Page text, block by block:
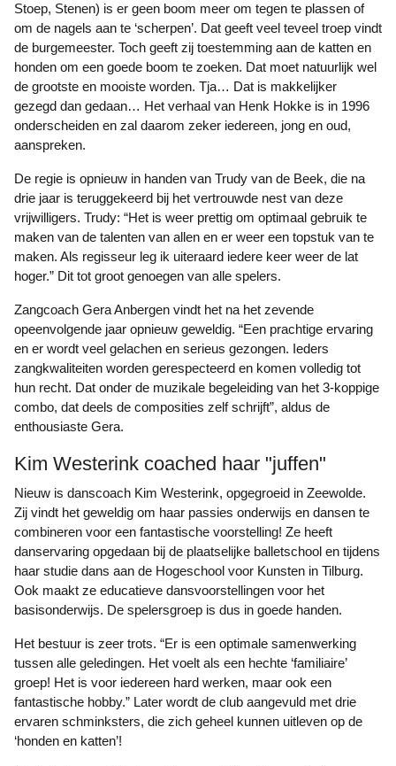
Stoep, Stenen) is er geen boom meer om tegen te plassen of
om de nagels aan te ‘scherpen’. Dat geeft veel teveel troep vindt
de burgemeester. Toch geeft zij toestemming aan de katten en
honden om een goede boom te zoeken. Dat moet natuurlijk wel
de grootste en mooiste worden. Tja… Dat is makkelijker
gezegd dan gedaan… Het verhaal van Henk Hokke is in 1996
onderscheiden en zal daarom zeker iedereen, jong en oud,
aanspreken.
De regie is opnieuw in handen van Trudy van de Beek, die na
drie jaar is teruggekeerd bij het vertrouwde nest van deze
vrijwilligers. Trudy: “Het is weer prettig om optimaal gebruik te
maken van de talenten van allen en er weer een topstuk van te
maken. Als regisseur leg ik uiteraard iedere keer weer de lat
hoger.” Dit tot groot genoegen van alle spelers.
Zangcoach Gera Anbergen vindt het na het zevende
opeenvolgende jaar opnieuw geweldig. “Een prachtige ervaring
en er wordt veel gelachen en serieus gezongen. Ieders
zangkwaliteiten worden gerespecteerd en komen volledig tot
hun recht. Dat onder de muzikale begeleiding van het 3-koppige
combo, dat deels de composities zelf schrijft”, aldus de
enthousiaste Gera.
Kim Westerink coached haar "juffen"
Nieuw is danscoach Kim Westerink, opgegroeid in Zeewolde.
Zij vindt het geweldig om haar passies onderwijs en dansen te
combineren voor een fantastische voorstelling! Ze heeft
danservaring opgedaan bij de plaatselijke balletschool en tijdens
haar studie dans aan de Hogeschool voor Kunsten in Tilburg.
Ook maakt ze educatieve dansvoorstellingen voor het
basisonderwijs. De spelersgroep is dus in goede handen.
Het bestuur is zeer trots. “Er is een optimale samenwerking
tussen alle geledingen. Het voelt als een hechte ‘familiaire’
groep! Het is voor iedereen hard werken, maar ook een
fantastische hobby.” Later wordt de club aangevuld met drie
ervaren schminksters, die zich geheel kunnen uitleven op de
‘honden en katten’!